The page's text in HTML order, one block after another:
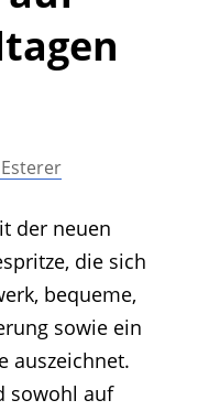
der neuen
die sich
bequeme,
sowie ein
auszeichnet.
sowohl auf